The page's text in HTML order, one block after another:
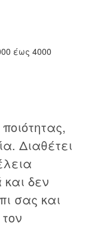
έως 4000
Διαθέτει
και δεν
σας και